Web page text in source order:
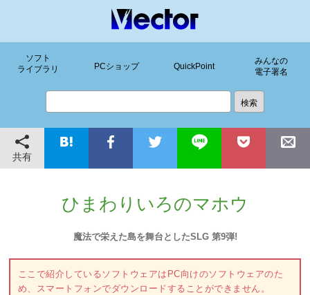
ソフト
ライブラリ
PCショップ QuickPoint
みんなの
電子署名
共有
ひまわりいろのマホウ
魔法で栄えた島を舞台としたSLG 第9弾!
ここで紹介しているソフトウェアはPC向けのソフトウェアのた
め、スマートフォンでダウンロードすることができません。